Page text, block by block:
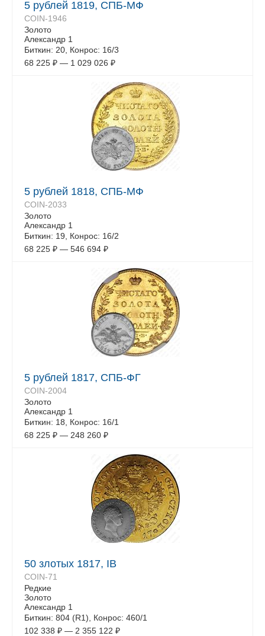
5 рублей 1819, СПБ-МФ
COIN-1946
Золото
Александр 1
Биткин: 20, Конрос: 16/3
68 225 ₽ — 1 029 026 ₽
5 рублей 1818, СПБ-МФ
COIN-2033
Золото
Александр 1
Биткин: 19, Конрос: 16/2
68 225 ₽ — 546 694 ₽
5 рублей 1817, СПБ-ФГ
COIN-2004
Золото
Александр 1
Биткин: 18, Конрос: 16/1
68 225 ₽ — 248 260 ₽
50 злотых 1817, IB
COIN-71
Редкие
Золото
Александр 1
Биткин: 804 (R1), Конрос: 460/1
102 338 ₽ — 2 355 122 ₽